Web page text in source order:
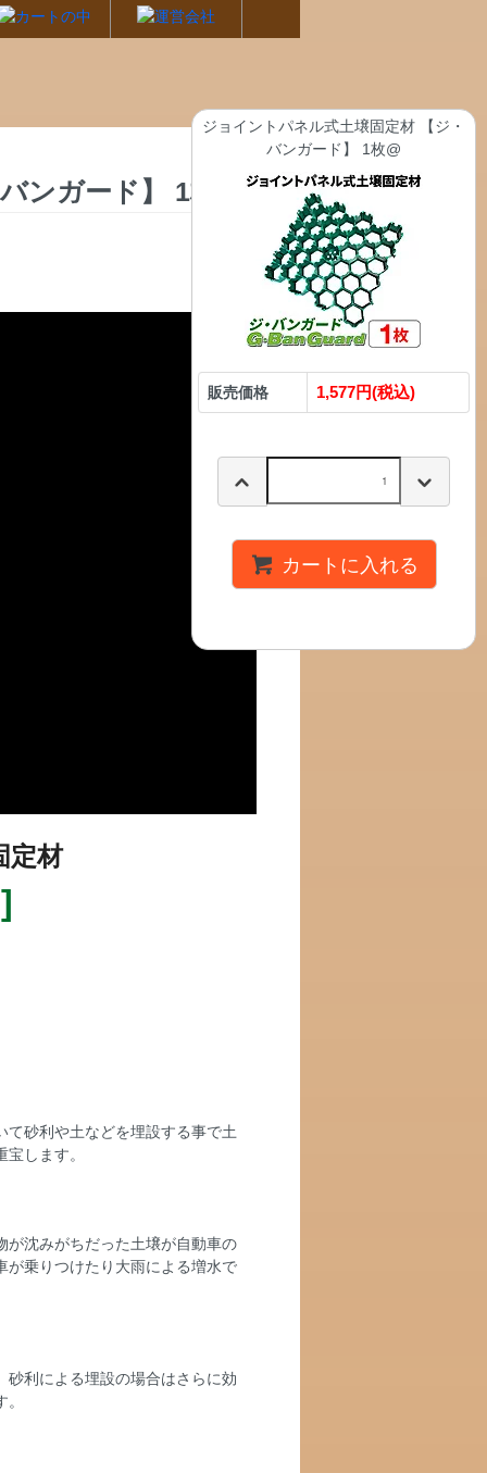
ンガード】 1枚@
定材
砂利や土などを埋設する事で土
します。
が沈みがちだった土壌が自動車の
が乗りつけたり大雨による増水で
利による埋設の場合はさらに効
ジョイントパネル式土壌固定材 【ジ・
バンガード】 1枚@
販売価格 1,577円(税込)
カートに入れる